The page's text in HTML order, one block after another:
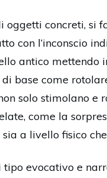
oggetti concreti, si
con l’inconscio
antico
base come
solo stimolano
come la
a livello fisico
evocativo e